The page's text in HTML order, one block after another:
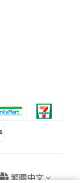
繁體中文